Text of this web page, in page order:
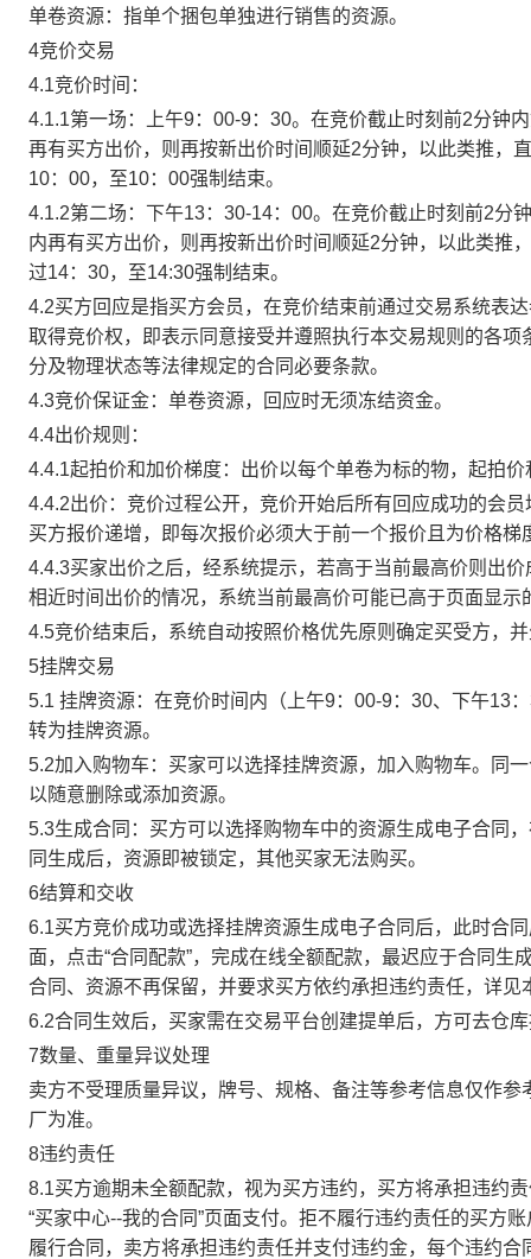
单卷资源：指单个捆包单独进行销售的资源。
4竞价交易
4.1竞价时间：
4.1.1第一场：上午9：00-9：30。在竞价截止时刻前2分钟
再有买方出价，则再按新出价时间顺延2分钟，以此类推，
10：00，至10：00强制结束。
4.1.2第二场：下午13：30-14：00。在竞价截止时刻前2分
内再有买方出价，则再按新出价时间顺延2分钟，以此类推
过14：30，至14:30强制结束。
4.2买方回应是指买方会员，在竞价结束前通过交易系统表
取得竞价权，即表示同意接受并遵照执行本交易规则的各
分及物理状态等法律规定的合同必要条款。
4.3竞价保证金：单卷资源，回应时无须冻结资金。
4.4出价规则：
4.4.1起拍价和加价梯度：出价以每个单卷为标的物，起拍
4.4.2出价：竞价过程公开，竞价开始后所有回应成功的会
买方报价递增，即每次报价必须大于前一个报价且为价格
4.4.3买家出价之后，经系统提示，若高于当前最高价则出
相近时间出价的情况，系统当前最高价可能已高于页面显示
4.5竞价结束后，系统自动按照价格优先原则确定买受方，
5挂牌交易
5.1 挂牌资源：在竞价时间内（上午9：00-9：30、下午13
转为挂牌资源。
5.2加入购物车：买家可以选择挂牌资源，加入购物车。同
以随意删除或添加资源。
5.3生成合同：买方可以选择购物车中的资源生成电子合同
同生成后，资源即被锁定，其他买家无法购买。
6结算和交收
6.1买方竞价成功或选择挂牌资源生成电子合同后，此时合
面，点击“合同配款”，完成在线全额配款，最迟应于合同
合同、资源不再保留，并要求买方依约承担违约责任，详见
6.2合同生效后，买家需在交易平台创建提单后，方可去仓
7数量、重量异议处理
卖方不受理质量异议，牌号、规格、备注等参考信息仅作
厂为准。
8违约责任
8.1买方逾期未全额配款，视为买方违约，买方将承担违约
“买家中心--我的合同”页面支付。拒不履行违约责任的买方
履行合同，卖方将承担违约责任并支付违约金，每个违约